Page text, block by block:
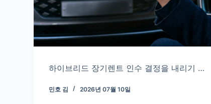
하이브리드 장기렌트 인수 결정을 내리기 …
민호 김 2026년 07월 10일